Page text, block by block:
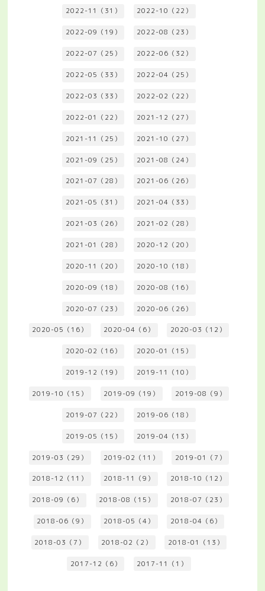
2022-11（31） 2022-10（22）
2022-09（19） 2022-08（23）
2022-07（25） 2022-06（32）
2022-05（33） 2022-04（25）
2022-03（33） 2022-02（22）
2022-01（22） 2021-12（27）
2021-11（25） 2021-10（27）
2021-09（25） 2021-08（24）
2021-07（28） 2021-06（26）
2021-05（31） 2021-04（33）
2021-03（26） 2021-02（28）
2021-01（28） 2020-12（20）
2020-11（20） 2020-10（18）
2020-09（18） 2020-08（16）
2020-07（23） 2020-06（26）
2020-05（16） 2020-04（6） 2020-03（12）
2020-02（16） 2020-01（15）
2019-12（19） 2019-11（10）
2019-10（15） 2019-09（19） 2019-08（9）
2019-07（22） 2019-06（18）
2019-05（15） 2019-04（13）
2019-03（29） 2019-02（11） 2019-01（7）
2018-12（11） 2018-11（9） 2018-10（12）
2018-09（6） 2018-08（15） 2018-07（23）
2018-06（9） 2018-05（4） 2018-04（6）
2018-03（7） 2018-02（2） 2018-01（13）
2017-12（6） 2017-11（1）